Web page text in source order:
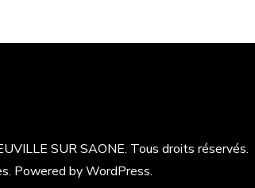
SUR SAONE. Tous droits réservés.
. Powered byWordPress.